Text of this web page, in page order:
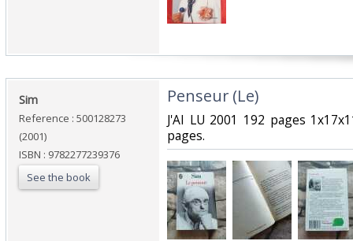
‎Sim‎
Reference : 500128273
(2001)
ISBN : 9782277239376
See the book
‎Penseur (Le)‎
‎J'AI LU 2001 192 pages
pages.‎